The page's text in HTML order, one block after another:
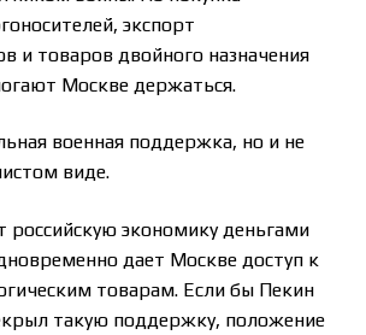
экспорт
и товаров двойного назначения
Москве держаться.
военная поддержка, но и не
виде.
российскую экономику деньгами
дает Москве доступ к
товарам. Если бы Пекин
такую поддержку, положение